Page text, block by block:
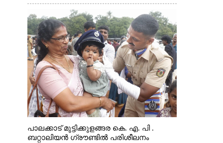
പാലക്കാട് മുട്ടിക്കുളങ്ങര കെ. എ. പി .
ബറ്റാലിയൻ ഗ്രൗണ്ടിൽ പരിശീലനം